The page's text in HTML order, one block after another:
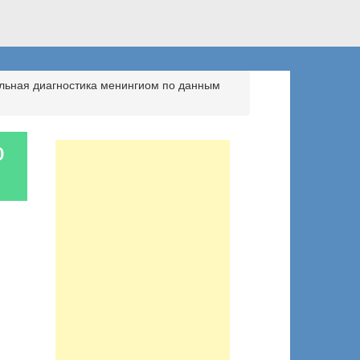
диагностика менингиом по данным